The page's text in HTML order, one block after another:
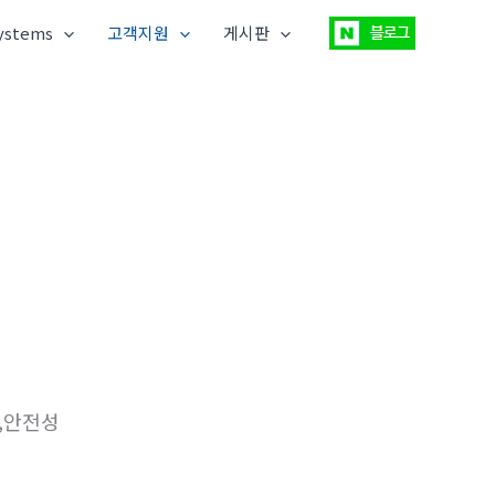
고객지원 게시판
전성